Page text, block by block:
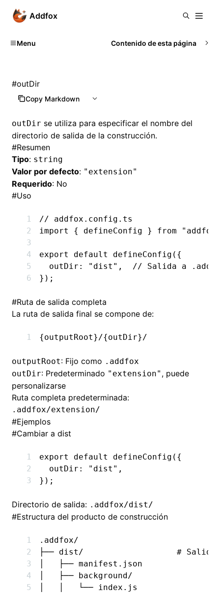
Addfox
Menu Contenido de esta página
#outDir
Copy Markdown
outDir se utiliza para especificar el nombre del
directorio de salida de la construcción.
#Resumen
Tipo: string
Valor por defecto: "extension"
Requerido: No
#Uso
// addfox.config.ts
import
{ defineConfig } from
export default defineConfig ({
  outDir
: "dist" ,
// Salida a
});
#Ruta de salida completa
La ruta de salida final se compone de:
{outputRoot}/{outDir}/
outputRoot: Fijo como .addfox
outDir: Predeterminado "extension" , puede
personalizarse
Ruta completa predeterminada:
.addfox/extension/
#Ejemplos
#Cambiar a dist
export default defineConfig ({
  outDir
: "dist" ,
});
Directorio de salida: .addfox/dist/
#Estructura del producto de construcción
.addfox/
├── dist/                   # Salida
│   ├── manifest.json
│   ├── background/
│   │   └── index.js